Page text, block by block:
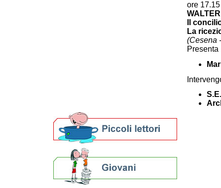
ore
Il
La
(Cesena
Presenta